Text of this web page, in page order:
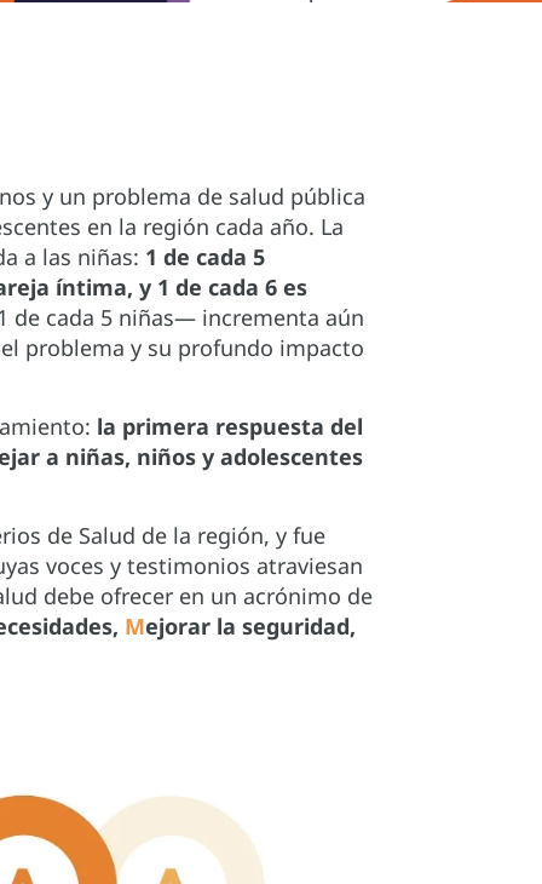
y un problema de salud pública
en la región cada año. La
a las niñas: 1 de cada 5
íntima, y 1 de cada 6 es
cada 5 niñas— incrementa aún
problema y su profundo impacto
la primera respuesta del
a niñas, niños y adolescentes
de Salud de la región, y fue
voces y testimonios atraviesan
debe ofrecer en un acrónimo de
Mejorar la seguridad,